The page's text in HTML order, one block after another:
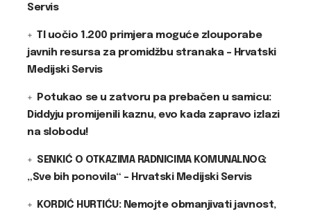
Servis
TI uočio 1.200 primjera moguće zlouporabe
javnih resursa za promidžbu stranaka – Hrvatski
Medijski Servis
Potukao se u zatvoru pa prebačen u samicu:
Diddyju promijenili kaznu, evo kada zapravo izlazi
na slobodu!
SENKIĆ O OTKAZIMA RADNICIMA KOMUNALNOG:
„Sve bih ponovila“ – Hrvatski Medijski Servis
KORDIĆ HURTIĆU: Nemojte obmanjivati javnost,